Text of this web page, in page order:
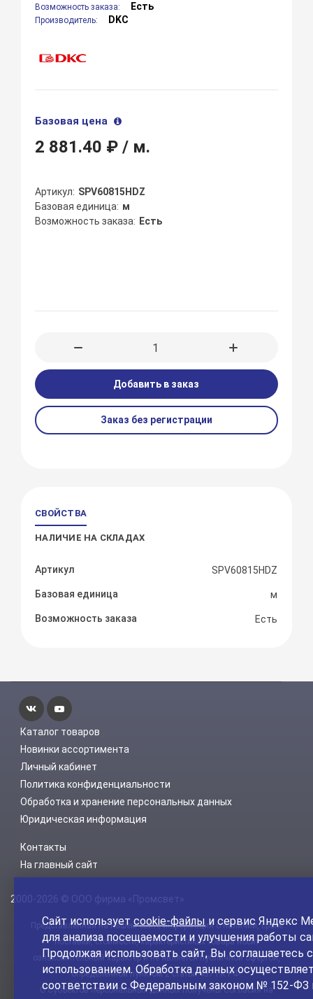
Возможность заказа: Есть
Производитель: DKC
Базовая цена
2 881.40 ₽/ м.
Артикул
SPV60815HDZ
Базовая единица м
Возможность заказа
Есть
Добавить в заказ
Заказ без регистрации
СВОЙСТВА
НАЛИЧИЕ НА СКЛАДАХ
Артикул SPV60815HDZ
Базовая единица м
Возможность заказа Есть
Каталог товаров
Новинки ассортимента
Личный кабинет
Политика конфиденциальности
Обработка и хранение персональных данных
Юридическая информация
Контакты
На главный сайт
2000-2026 © ООО фирма «Промсвет»
Представленная на нашем сайте информация о наличии, сроке
поставки, стоимости, характеристиках товара носит
ознакомительный характер и не является публичной офертой,
определенной пунктом 2 статьи 437 ГК РФ.
С Субъектов персональных данных получены Согласия на
Сайт используетcookie-файлы и сервис Яндекс
для анализа посещаемости и улучшения работы
Продолжая использовать сайт, Вы соглашаетесь
использованием. Обработка данных
соответствии с Федеральным законом № 152-ФЗ